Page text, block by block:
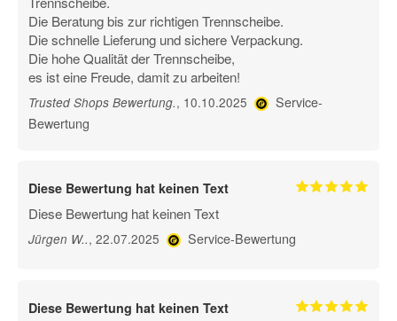
Die Beratung bis zur richtigen Trennscheibe.
Die schnelle Lieferung und sichere Verpackung.
Die hohe Qualität der Trennscheibe,
es ist eine Freude, damit zu arbeiten!
Trusted Shops Bewertung., 10.10.2025
Service-
Bewertung
Diese Bewertung hat keinen Text
Diese Bewertung hat keinen Text
Jürgen W.., 22.07.2025 Service-Bewertung
Diese Bewertung hat keinen Text